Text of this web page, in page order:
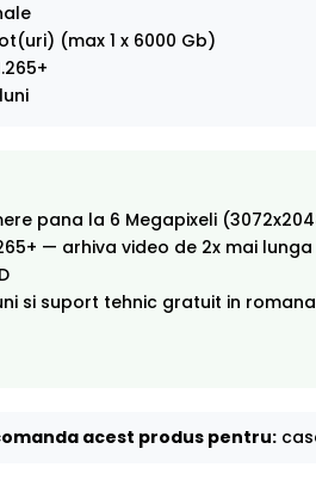
(max 1 x 6000 Gb)
pana la 6 Megapixeli
— arhiva video de 2x mai lunga
si suport tehnic gratuit in romana
acest produs pentru: